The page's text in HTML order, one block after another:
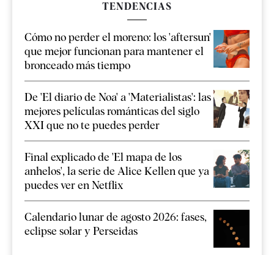
TENDENCIAS
Cómo no perder el moreno: los 'aftersun'
que mejor funcionan para mantener el
bronceado más tiempo
De 'El diario de Noa' a 'Materialistas': las
mejores películas románticas del siglo
XXI que no te puedes perder
Final explicado de 'El mapa de los
anhelos', la serie de Alice Kellen que ya
puedes ver en Netflix
Calendario lunar de agosto 2026: fases,
eclipse solar y Perseidas